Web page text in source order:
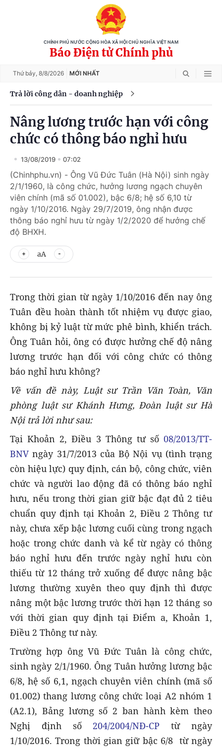
CHÍNH PHỦ NƯỚC CỘNG HÒA XÃ HỘI CHỦ NGHĨA VIỆT NAM
Báo Điện tử Chính phủ
Thứ bảy, 8/8/2026 MỚI NHẤT
Trả lời công dân - doanh nghiệp
Nâng lương trước hạn với công
chức có thông báo nghỉ hưu
13/08/2019 07:02
(Chinhphu.vn) - Ông Vũ Đức Tuân (Hà Nội) sinh ngày
2/1/1960, là công chức, hưởng lương ngạch chuyên
viên chính (mã số 01.002), bậc 6/8; hệ số 6,10 từ
ngày 1/10/2016. Ngày 29/7/2019, ông nhận được
thông báo nghỉ hưu từ ngày 1/2/2020 để hưởng chế
độ BHXH.
aA
Trong thời gian từ ngày 1/10/2016 đến nay ông
Tuân đều hoàn thành tốt nhiệm vụ được giao,
không bị kỷ luật từ mức phê bình, khiển trách.
Ông Tuân hỏi, ông có được hưởng chế độ nâng
lương trước hạn đối với công chức có thông
báo nghỉ hưu không?
Về vấn đề này, Luật sư Trần Văn Toàn, Văn
phòng luật sư Khánh Hưng, Đoàn luật sư Hà
Nội trả lời như sau:
Tại Khoản 2, Điều 3 Thông tư số 08/2013/TT-
BNV ngày 31/7/2013 của Bộ Nội vụ (tình trạng
còn hiệu lực) quy định, cán bộ, công chức, viên
chức và người lao động đã có thông báo nghỉ
hưu, nếu trong thời gian giữ bậc đạt đủ 2 tiêu
chuẩn quy định tại Khoản 2, Điều 2 Thông tư
này, chưa xếp bậc lương cuối cùng trong ngạch
hoặc trong chức danh và kể từ ngày có thông
báo nghỉ hưu đến trước ngày nghỉ hưu còn
thiếu từ 12 tháng trở xuống để được nâng bậc
lương thường xuyên theo quy định thì được
nâng một bậc lương trước thời hạn 12 tháng so
với thời gian quy định tại Điểm a, Khoản 1,
Điều 2 Thông tư này.
Trường hợp ông Vũ Đức Tuân là công chức,
sinh ngày 2/1/1960. Ông Tuân hưởng lương bậc
6/8, hệ số 6,1, ngạch chuyên viên chính (mã số
01.002) thang lương công chức loại A2 nhóm 1
(A2.1), Bảng lương số 2 ban hành kèm theo
Nghị định số 204/2004/NĐ-CP từ ngày
1/10/2016. Trong thời gian giữ bậc 6/8 từ ngày